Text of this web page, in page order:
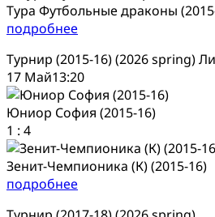
Тура Футбольные драконы
подробнее
Турнир (2015-16) (2026 spring)
17 Май13:20
Юниор София (2015-16)
1 : 4
Зенит-Чемпионика (К) (2015-16)
подробнее